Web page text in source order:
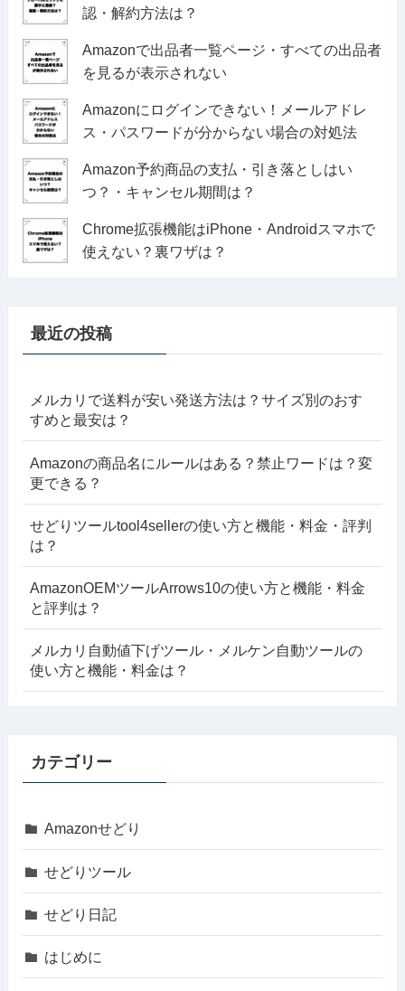
認・解約方法は？
Amazonで出品者一覧ページ・すべての出品者
を見るが表示されない
Amazonにログインできない！メールアドレ
ス・パスワードが分からない場合の対処法
Amazon予約商品の支払・引き落としはい
つ？・キャンセル期間は？
Chrome拡張機能はiPhone・Androidスマホで
使えない？裏ワザは？
最近の投稿
メルカリで送料が安い発送方法は？サイズ別のおす
すめと最安は？
Amazonの商品名にルールはある？禁止ワードは？変
更できる？
せどりツールtool4sellerの使い方と機能・料金・評判
は？
AmazonOEMツールArrows10の使い方と機能・料金
と評判は？
メルカリ自動値下げツール・メルケン自動ツールの
使い方と機能・料金は？
カテゴリー
Amazonせどり
せどりツール
せどり日記
はじめに